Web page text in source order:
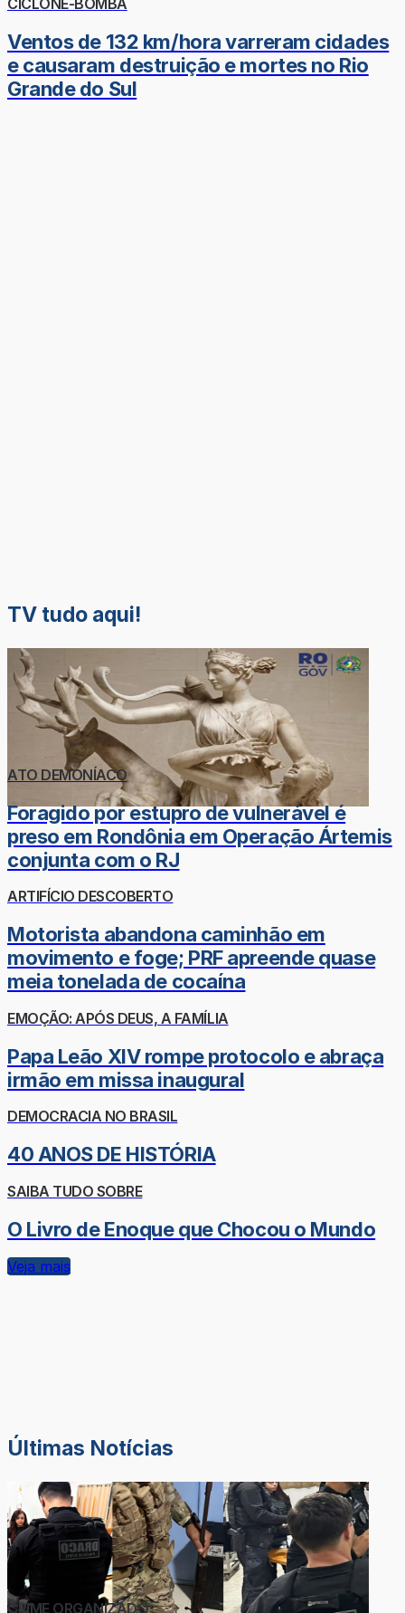
CICLONE-BOMBA
Ventos de 132 km/hora varreram cidades
e causaram destruição e mortes no Rio
Grande do Sul
TV tudo aqui!
ATO DEMONÍACO
Foragido por estupro de vulnerável é
preso em Rondônia em Operação Ártemis
conjunta com o RJ
ARTIFÍCIO DESCOBERTO
Motorista abandona caminhão em
movimento e foge; PRF apreende quase
meia tonelada de cocaína
EMOÇÃO: APÓS DEUS, A FAMÍLIA
Papa Leão XIV rompe protocolo e abraça
irmão em missa inaugural
DEMOCRACIA NO BRASIL
40 ANOS DE HISTÓRIA
SAIBA TUDO SOBRE
O Livro de Enoque que Chocou o Mundo
Veja mais
Últimas Notícias
CRIME ORGANIZADO